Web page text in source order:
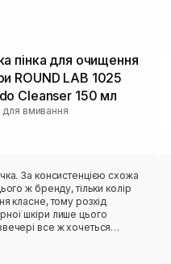
пінка для очищення
ROUND LAB 1025
Cleanser 150 мл
для вмивання
За консистенцією схожа
ж бренду, тільки колір
класне, тому розхід
все ж хочеться